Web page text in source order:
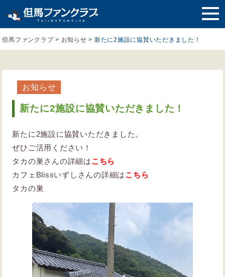
但馬ファンクラブ > お知らせ > 新たに2施設に協賛いただきました！
お知らせ
新たに2施設に協賛いただきました！
新たに2施設に協賛いただきました。
ぜひご活用ください！
タカの巣さんの詳細はこちら
カフェBlissいずしさんの詳細はこちら
タカの巣